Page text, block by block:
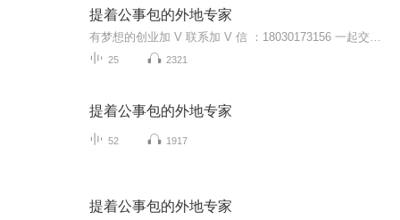
提着公事包的外地专家
25 2321
提着公事包的外地专家
52 1917
提着公事包的外地专家